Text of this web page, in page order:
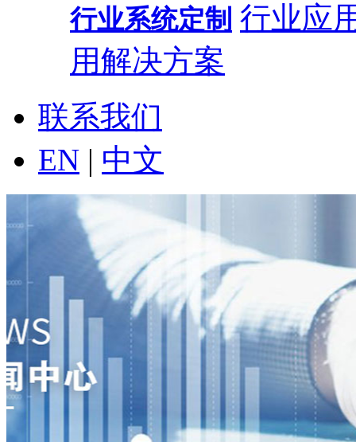
行业系统定制 行业应
用解决方案
联系我们
EN | 中文